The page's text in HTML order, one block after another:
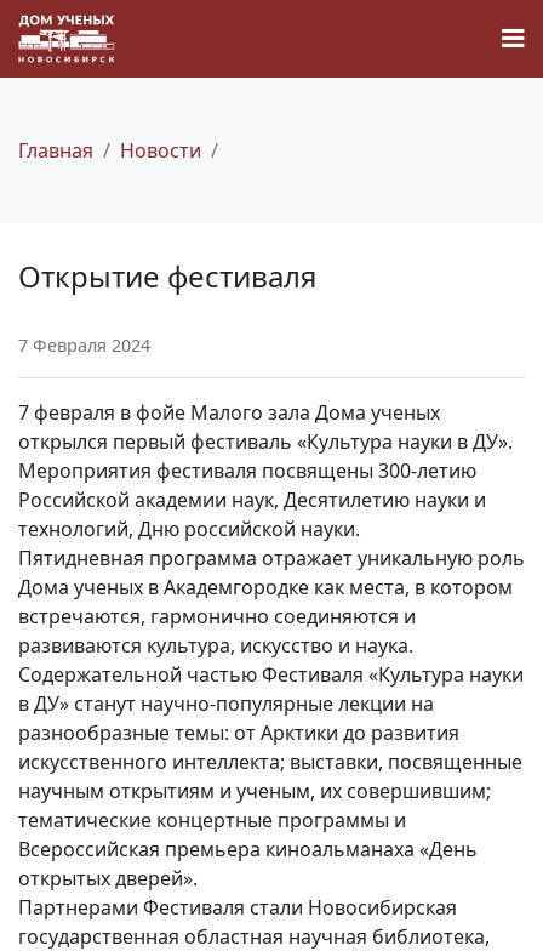
Наука
О Доме учёных
Виртуальный тур
Контакты
Вакансии
Главная Новости
Открытие фестиваля
7 Февраля 2024
7 февраля в фойе Малого зала Дома ученых
открылся первый фестиваль «Культура науки в ДУ».
Мероприятия фестиваля посвящены 300-летию
Российской академии наук, Десятилетию науки и
технологий, Дню российской науки.
Пятидневная программа отражает уникальную роль
Дома ученых в Академгородке как места, в котором
встречаются, гармонично соединяются и
развиваются культура, искусство и наука.
Содержательной частью Фестиваля «Культура науки
в ДУ» станут научно-популярные лекции на
разнообразные темы: от Арктики до развития
искусственного интеллекта; выставки, посвященные
научным открытиям и ученым, их совершившим;
тематические концертные программы и
Всероссийская премьера киноальманаха «День
открытых дверей».
Партнерами Фестиваля стали Новосибирская
государственная областная научная библиотека,